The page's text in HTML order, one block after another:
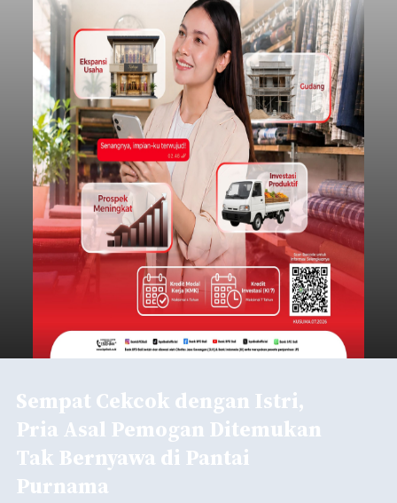
Sempat Cekcok dengan Istri,
Pria Asal Pemogan Ditemukan
Tak Bernyawa di Pantai
Purnama